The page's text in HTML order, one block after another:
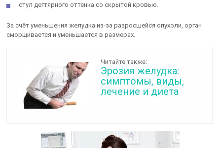
стул дегтярного оттенка со скрытой кровью.
За счёт уменьшения желудка из-за разросшейся опухоли, орган
сморщивается и уменьшается в размерах.
Читайте также:
Эрозия желудка:
симптомы, виды,
лечение и диета